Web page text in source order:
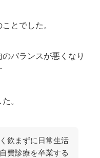
とでした。
バランスが悪くなり
。
飲まずに日常生活
費診療を卒業する